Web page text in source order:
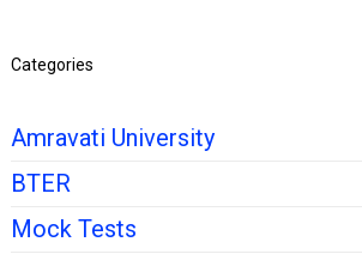
Categories
Amravati University
BTER
Mock Tests